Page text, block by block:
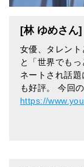
[林 ゆめさん]
女優、タレン
と「世界でも
ネートされ話題
も好評。 今回
https://